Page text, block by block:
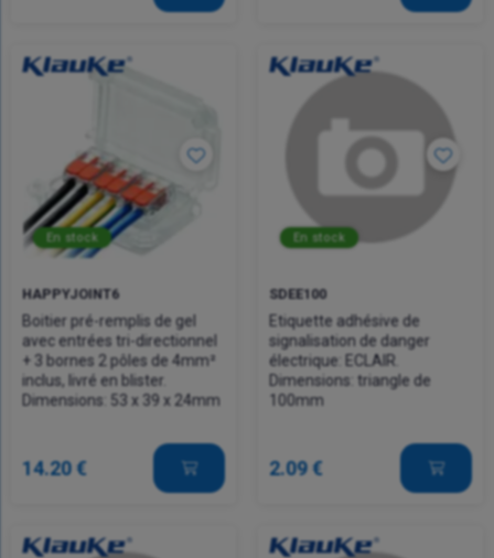
En stock
HAPPYJOINT6
Boitier pré-remplis de gel
avec entrées tri-directionnel
+ 3 bornes 2 pôles de 4mm²
inclus, livré en blister.
Dimensions: 53 x 39 x 24mm
14.20 €
En stock
SDEE100
Etiquette adhésive de
signalisation de danger
électrique: ECLAIR.
Dimensions: triangle de
100mm
2.09 €